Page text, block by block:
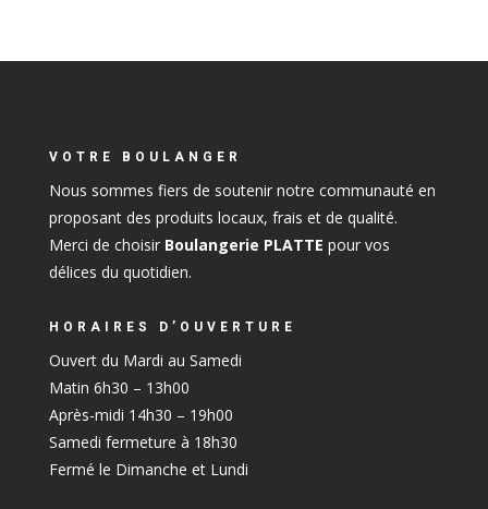
VOTRE BOULANGER
Nous sommes fiers de soutenir notre communauté en
proposant des produits locaux, frais et de qualité.
Merci de choisir Boulangerie PLATTE pour vos
délices du quotidien.
HORAIRES D’OUVERTURE
Ouvert du Mardi au Samedi
Matin 6h30 – 13h00
Après-midi 14h30 – 19h00
Samedi fermeture à 18h30
Fermé le Dimanche et Lundi